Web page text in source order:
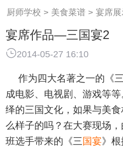
请问您是要咨询学习吗?
厨师学校 美食菜谱 宴席
宴席作品—三国宴2
2014-05-27 16:10
作为四大名著之一的《
成电影、电视剧、游戏等
绎的三国文化，如果与美
么样子的吗？在大赛现场
班选手带来的《三国宴》